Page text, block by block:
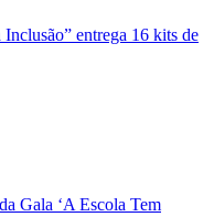
entrega 16 kits de
Gala ‘A Escola Tem